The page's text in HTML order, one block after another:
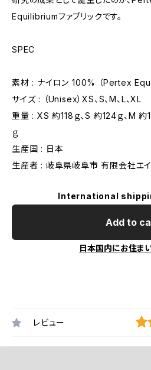
Equilibriumファブリックです。
SPEC
素材 : ナイロン 100% （Pertex
サイズ : （Unisex）XS、S、M、L、XL
重量 : XS 約118ｇ、S 約124ｇ、M 約
ｇ
生産国 : 日本
生産者 : 岐阜県岐阜市 有限会社エイ
International
Add to
日本国内にお住ま
レビュー